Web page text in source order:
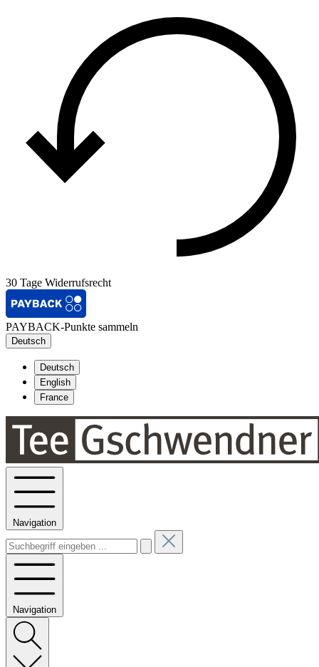
30 Tage Widerrufsrecht
PAYBACK-Punkte sammeln
Deutsch
Deutsch
English
France
Navigation
Navigation